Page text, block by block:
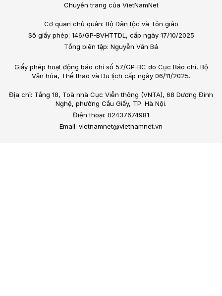
Chuyên trang của VietNamNet
Cơ quan chủ quản: Bộ Dân tộc và Tôn giáo
Số giấy phép: 146/GP-BVHTTDL, cấp ngày 17/10/2025
Tổng biên tập: Nguyễn Văn Bá
Giấy phép hoạt động báo chí số 57/GP-BC do Cục Báo chí, Bộ
Văn hóa, Thể thao và Du lịch cấp ngày 06/11/2025.
Địa chỉ: Tầng 18, Toà nhà Cục Viễn thông (VNTA), 68 Dương Đình
Nghệ, phường Cầu Giấy, TP. Hà Nội.
Điện thoại: 02437674981
Email: vietnamnet@vietnamnet.vn